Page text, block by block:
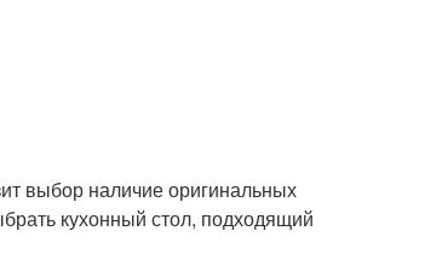
выбор наличие оригинальных
кухонный стол, подходящий